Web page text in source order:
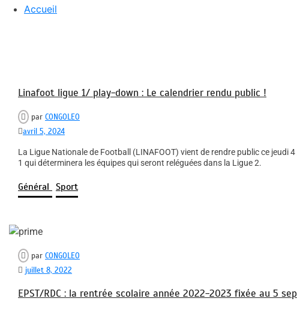
Accueil
Linafoot ligue 1/ play-down : Le calendrier rendu public !
par CONGOLEO
avril 5, 2024
La Ligue Nationale de Football (LINAFOOT) vient de rendre public ce
1 qui déterminera les équipes qui seront reléguées dans la Ligue 2.
Général Sport
par CONGOLEO
juillet 8, 2022
EPST/RDC : la rentrée scolaire année 2022-2023 fixée au 5